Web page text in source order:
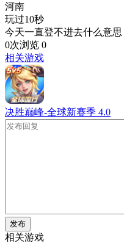
河南
玩过10秒
今天一直登不进去什么意思
0次浏览 0
相关游戏
决胜巅峰-全球新赛季 4.0
发布
相关游戏